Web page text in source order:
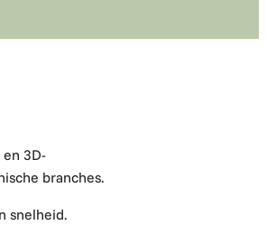
3D-
branches.
snelheid.